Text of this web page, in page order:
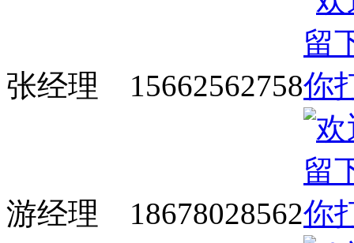
张经理 15662562758
游经理 18678028562